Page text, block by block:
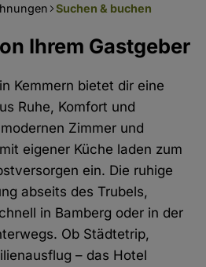
Suchen & buchen
Ihrem Gastgeber
Kemmern bietet dir eine
Ruhe, Komfort und
Zimmer und
eigener Küche laden zum
ein. Die ruhige
abseits des Trubels,
in Bamberg oder in der
Ob Städtetrip,
– das Hotel